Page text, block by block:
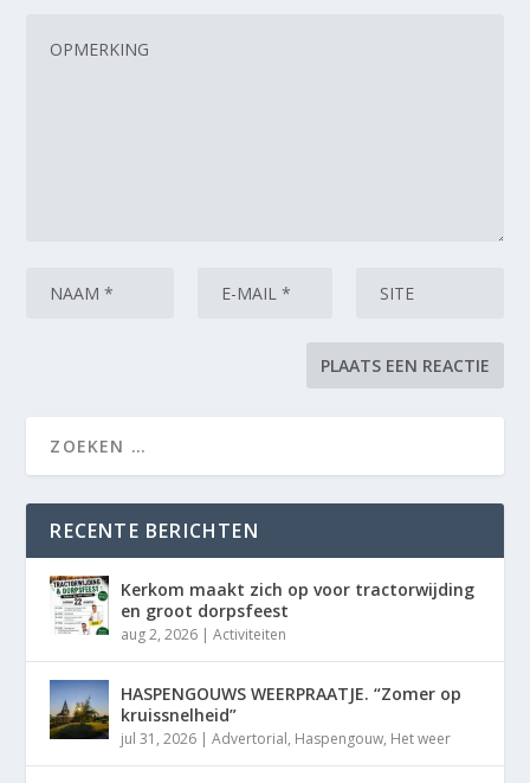
RECENTE BERICHTEN
Kerkom maakt zich op voor tractorwijding
en groot dorpsfeest
aug 2, 2026 |Activiteiten
HASPENGOUWS WEERPRAATJE. “Zomer op
kruissnelheid”
jul 31, 2026 |Advertorial, Haspengouw, Het weer